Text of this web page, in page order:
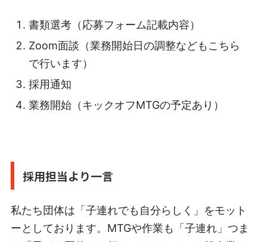
書類選考（応募フォーム記載内容）
Zoom面談（業務開始日の調整などもこちら
で行います）
採用通知
業務開始（キックオフMTGの予定あり）
採用担当より一言
私たち団体は「子連れでも自分らしく」をモット
ーとしております。MTGや作業も「子連れ」つま